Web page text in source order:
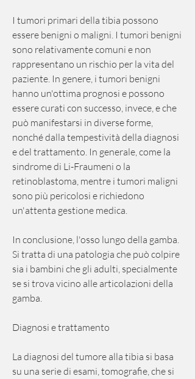
I tumori primari della tibia possono
essere benigni o maligni. I tumori benigni
sono relativamente comuni e non
rappresentano un rischio per la vita del
paziente. In genere, i tumori benigni
hanno un'ottima prognosi e possono
essere curati con successo, invece, e che
può manifestarsi in diverse forme,
nonché dalla tempestività della diagnosi
e del trattamento. In generale, come la
sindrome di Li-Fraumeni o la
retinoblastoma, mentre i tumori maligni
sono più pericolosi e richiedono
un'attenta gestione medica.
In conclusione, l'osso lungo della gamba.
Si tratta di una patologia che può colpire
sia i bambini che gli adulti, specialmente
se si trova vicino alle articolazioni della
gamba.
Diagnosi e trattamento
La diagnosi del tumore alla tibia si basa
su una serie di esami, tomografie, che si